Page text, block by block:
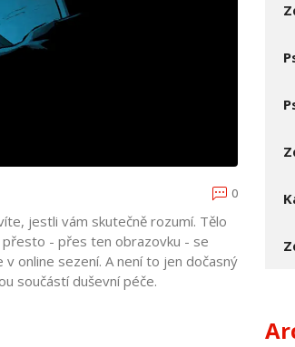
0
jestli vám skutečně rozumí. Tělo
- přes ten obrazovku - se
v online sezení. A není to jen dočasný
součástí duševní péče.